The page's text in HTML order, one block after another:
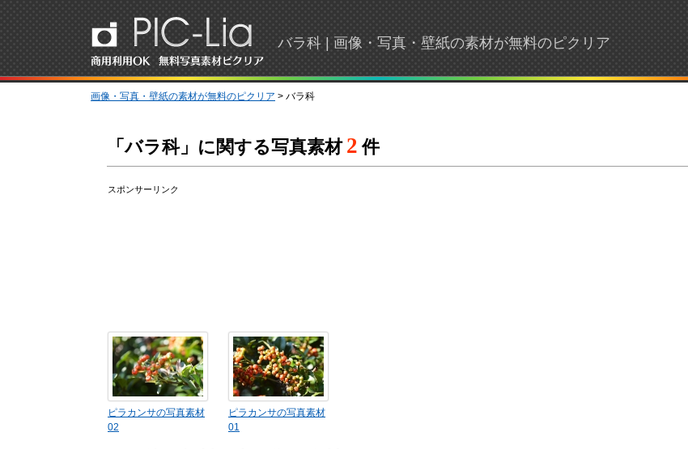
バラ科 | 画像・写真・壁紙の素材が無料のピクリア
画像・写真・壁紙の素材が無料のピクリア > バラ科
「バラ科」に関する写真素材 2 件
スポンサーリンク
ピラカンサの写真素材
02
ピラカンサの写真素材
01